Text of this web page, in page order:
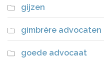
gijzen
gimbrère advocaten
goede advocaat